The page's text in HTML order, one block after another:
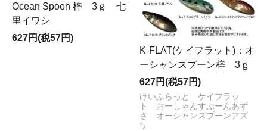
Ocean Spoon 梓 3ｇ 七
里イワシ
627円(税57円)
K-FLAT(ケイフラット)：オ
ーシャンスプーン梓 3ｇ
627円(税57円)
けいふらっと ケイフラッ
ト おーしゃんすぷーんあず
さ オーシャンスプーンアズ
サ